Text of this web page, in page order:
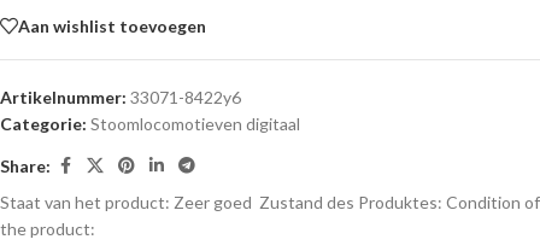
Aan wishlist toevoegen
Artikelnummer: 33071-8422y6
Categorie: Stoomlocomotieven digitaal
Share:
Staat van het product: Zeer goed Zustand des Produktes: Condition of
the product: